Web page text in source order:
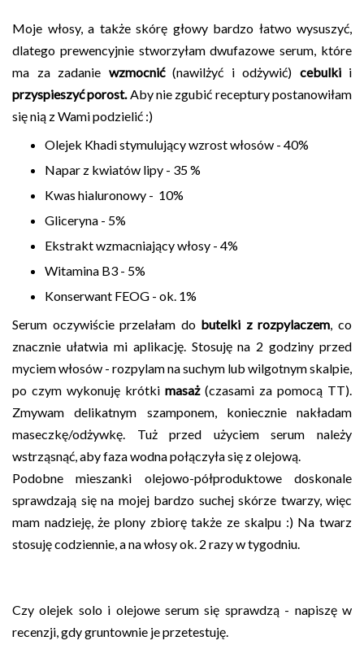
Moje włosy, a także skórę głowy bardzo łatwo wysuszyć,
dlatego prewencyjnie stworzyłam dwufazowe serum, które
ma za zadanie wzmocnić (nawilżyć i odżywić) cebulkii
przyspieszyć porost. Aby nie zgubić receptury postanowiłam
się nią z Wami podzielić :)
Olejek Khadi stymulujący wzrost włosów - 40%
Napar z kwiatów lipy - 35 %
Kwas hialuronowy - 10%
Gliceryna - 5%
Ekstrakt wzmacniający włosy - 4%
Witamina B3 - 5%
Konserwant FEOG - ok. 1%
Serum oczywiście przelałam do butelki z rozpylaczem , co
znacznie ułatwia mi aplikację. Stosuję na 2 godziny przed
myciem włosów - rozpylam na suchym lub wilgotnym skalpie,
po czym wykonuję krótki masaż (czasami za pomocą TT).
Zmywam delikatnym szamponem, koniecznie nakładam
maseczkę/odżywkę. Tuż przed użyciem serum należy
wstrząsnąć, aby faza wodna połączyła się z olejową.
Podobne mieszanki olejowo-półproduktowe doskonale
sprawdzają się na mojej bardzo suchej skórze twarzy, więc
mam nadzieję, że plony zbiorę także ze skalpu :) Na twarz
stosuję codziennie, a na włosy ok. 2 razy w tygodniu.
Czy olejek solo i olejowe serum się sprawdzą - napiszę w
recenzji, gdy gruntownie je przetestuję.